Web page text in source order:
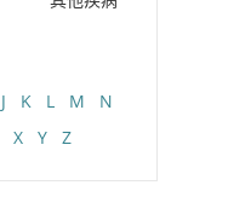
J K L M
N
X Y Z